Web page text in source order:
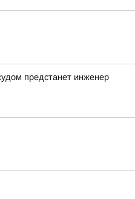
предстанет инженер